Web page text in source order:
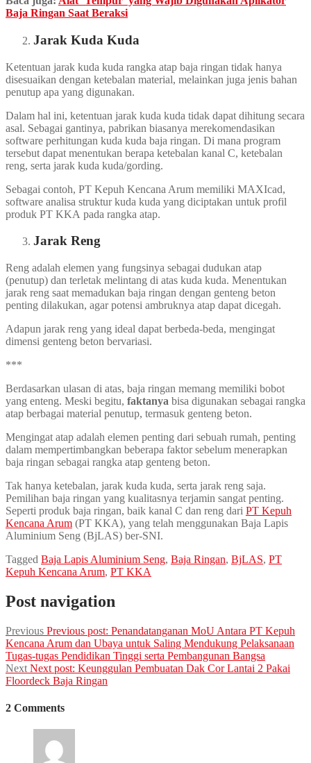
Baja Ringan Saat Beraksi
Jarak Kuda Kuda
Ketentuan jarak kuda kuda rangka atap baja ringan tidak hanya
disesuaikan dengan ketebalan material, melainkan juga jenis bahan
penutup apa yang digunakan.
Dalam hal ini, ketentuan jarak kuda kuda tidak dapat dihitung secara
asal. Sebagai gantinya, pabrikan biasanya merekomendasikan
software perhitungan kuda kuda baja ringan. Di mana program
tersebut dapat menentukan berapa ketebalan kanal C, ketebalan
reng, serta jarak kuda kuda/gording.
Sebagai contoh, PT Kepuh Kencana Arum memiliki MAXIcad,
software analisa struktur kuda kuda yang diciptakan untuk profil
produk PT KKA pada rangka atap.
Jarak Reng
Reng adalah elemen yang fungsinya sebagai dudukan atap
(penutup) dan terletak melintang di atas kuda kuda. Menentukan
jarak reng saat memadukan baja ringan dengan genteng beton
penting dilakukan, agar potensi ambruknya atap dapat dicegah.
Adapun jarak reng yang ideal dapat berbeda-beda, mengingat
dimensi genteng beton bervariasi.
***
Berdasarkan ulasan di atas, baja ringan memang memiliki bobot
yang enteng. Meski begitu, faktanya bisa digunakan sebagai rangka
atap berbagai material penutup, termasuk genteng beton.
Mengingat atap adalah elemen penting dari sebuah rumah, penting
dalam mempertimbangkan beberapa faktor sebelum menerapkan
baja ringan sebagai rangka atap genteng beton.
Tak hanya ketebalan, jarak kuda kuda, serta jarak reng saja.
Pemilihan baja ringan yang kualitasnya terjamin sangat penting.
Seperti produk baja ringan, baik kanal C dan reng dari PT Kepuh
Kencana Arum (PT KKA), yang telah menggunakan Baja Lapis
Aluminium Seng (BjLAS) ber-SNI.
Tagged Baja Lapis Aluminium Seng, Baja Ringan, BjLAS, PT
Kepuh Kencana Arum, PT KKA
Post navigation
Previous Previous post: Penandatanganan MoU Antara PT Kepuh
Kencana Arum dan Ubaya untuk Saling Mendukung Pelaksanaan
Tugas-tugas Pendidikan Tinggi serta Pembangunan Bangsa
Next Next post: Keunggulan Pembuatan Dak Cor Lantai 2 Pakai
Floordeck Baja Ringan
2 Comments